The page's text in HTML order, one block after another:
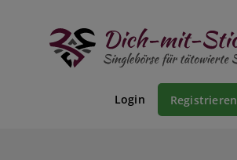
Login Registrieren